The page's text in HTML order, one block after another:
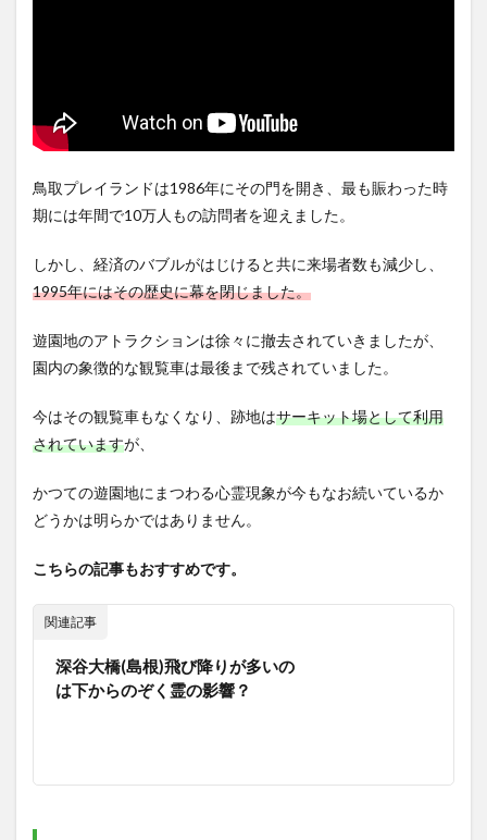
鳥取プレイランドは1986年にその門を開き、最も賑わった時
期には年間で10万人もの訪問者を迎えました。
しかし、経済のバブルがはじけると共に来場者数も減少し、
1995年にはその歴史に幕を閉じました。
遊園地のアトラクションは徐々に撤去されていきましたが、
園内の象徴的な観覧車は最後まで残されていました。
今はその観覧車もなくなり、跡地はサーキット場として利用
されていますが、
かつての遊園地にまつわる心霊現象が今もなお続いているか
どうかは明らかではありません。
こちらの記事もおすすめです。
関連記事
深谷大橋(島根)飛び降りが多いの
は下からのぞく霊の影響？